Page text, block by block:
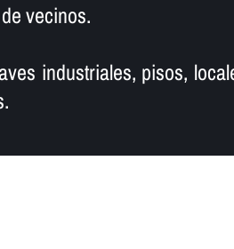
vecinos.
industriales, pisos,